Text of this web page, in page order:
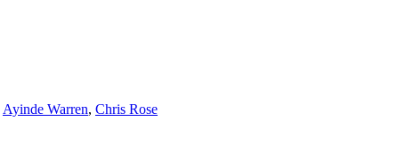
Ayinde Warren, Chris Rose